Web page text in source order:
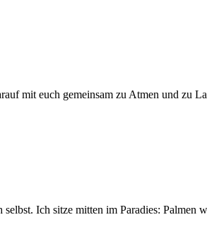
mit euch gemeinsam zu Atmen und zu
Ich sitze mitten im Paradies: Palmen